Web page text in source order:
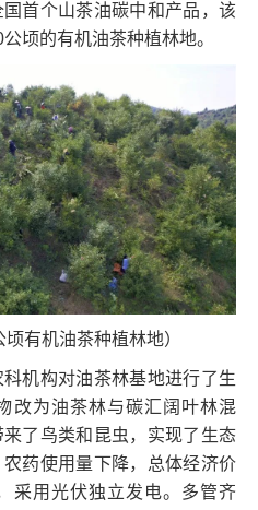
首个山茶油碳中和产品，该
顷的有机油茶种植林地。
顷有机油茶种植林地）
机构对油茶林基地进行了生
改为油茶林与碳汇阔叶林混
了鸟类和昆虫，实现了生态
药使用量下降，总体经济价
采用光伏独立发电。多管齐